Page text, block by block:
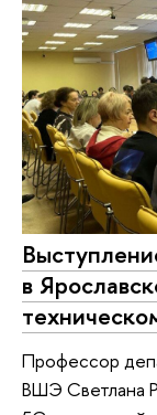
в
Профессор
ВШЭ Светлана